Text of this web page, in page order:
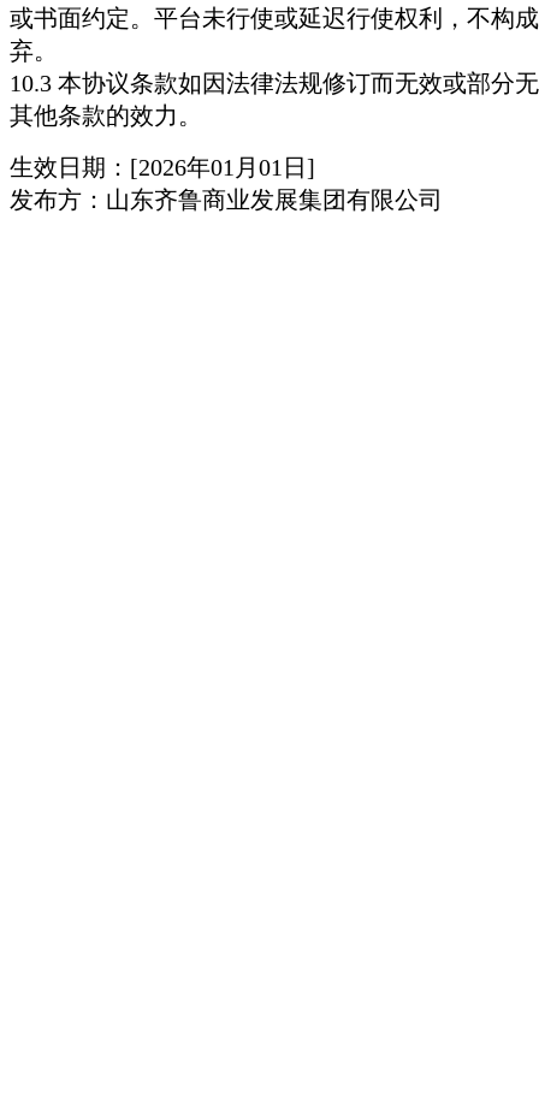
或书面约定。平台未行使或延迟行使权利，不构
弃。
10.3 本协议条款如因法律法规修订而无效或部分
其他条款的效力。
生效日期：[2026年01月01日]
发布方：山东齐鲁商业发展集团有限公司